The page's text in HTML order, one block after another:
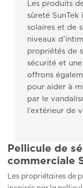
Les produits
sûreté
solaires et de
niveaux
propriétés de
sécurité et
offrons
pour aider à
par le
l’extérieur de
Pellicule de
commerciale
Les propriétaires de